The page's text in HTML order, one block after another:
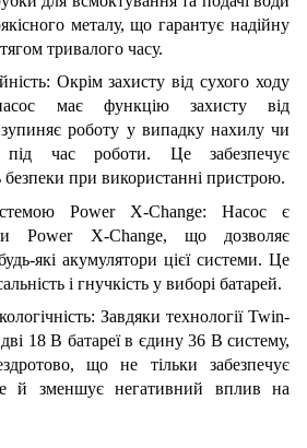
металу, що гарантує надійну
тривалого часу.
Окрім захисту від сухого ходу
має функцію захисту від
роботу у випадку нахилу чи
під час роботи. Це забезпечує
безпеки при використанні пристрою.
Power X-Change: Насос є
Power X-Change, що дозволяє
які акумулятори цієї системи. Це
і гнучкість у виборі батарей.
Завдяки технології Twin-
18 В батареї в єдину 36 В систему,
що не тільки забезпечує
й зменшує негативний вплив на